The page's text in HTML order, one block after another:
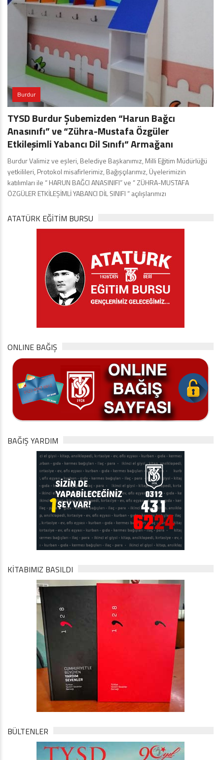
Burdur
TYSD Burdur Şubemizden “Harun Bağcı
Anasınıfı” ve “Zühra-Mustafa Özgüler
Etkileşimli Yabancı Dil Sınıfı“ Armağanı
Burdur Valimiz ve eşleri, Belediye Başkanımız, Milli Eğitim Müdürlüğü
yetkilileri, Protokol misafirlerimiz, Bağışçılarımız, Üyelerimizin
katılımları ile “ HARUN BAĞCI ANASINIFI” ve “ ZÜHRA-MUSTAFA
ÖZGÜLER ETKİLEŞİMLİ YABANCI DİL SINIFI “ açılışlarımızı
ATATÜRK EĞITIM BURSU
ONLINE BAĞIŞ
BAĞIŞ YARDIM
KİTABIMIZ BASILDI
BÜLTENLER